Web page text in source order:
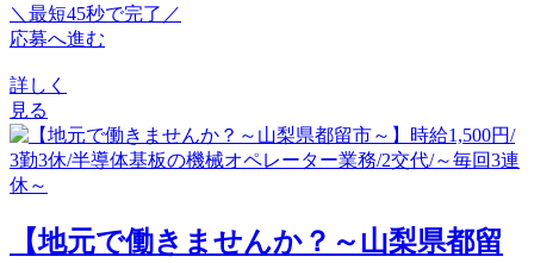
＼最短45秒で完了／
応募へ進む
詳しく
見る
【地元で働きませんか？～山梨県都留